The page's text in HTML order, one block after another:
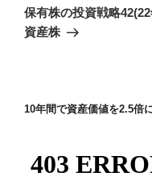
ー
シ
の
投
保有株の投資戦略
資産株
10年間で資産価値を2.5倍